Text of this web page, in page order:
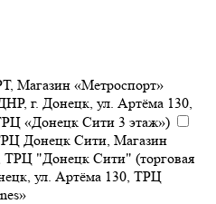
«Метроспорт»
г. Донецк, ул. Артёма 130,
«Донецк Сити 3 этаж»)
Донецк Сити, Магазин
ТРЦ "Донецк Сити" (торговая
ул. Артёма 130, ТРЦ